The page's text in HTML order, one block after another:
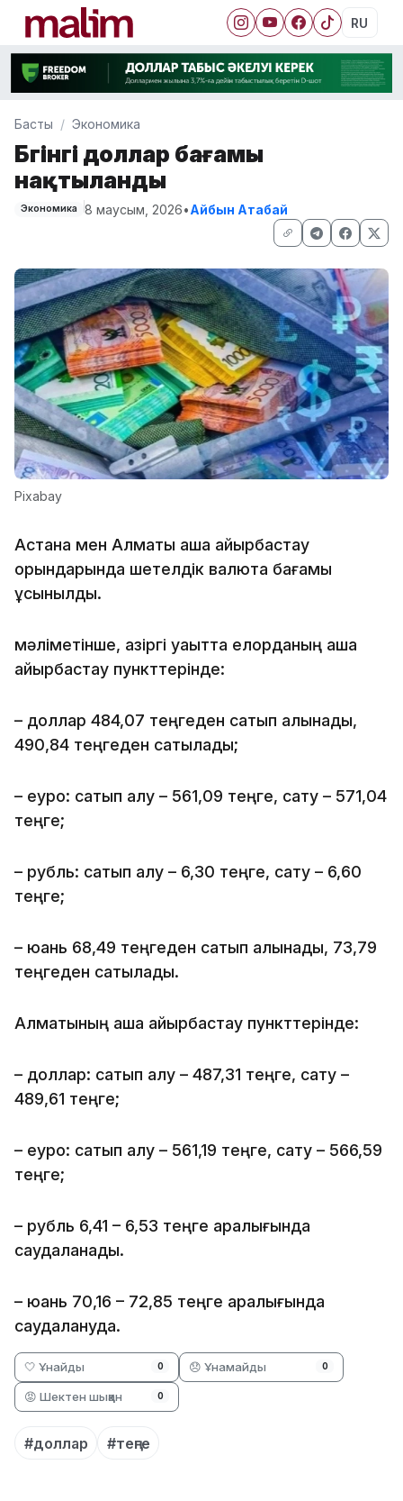
RU
Басты Экономика
Бүгінгі доллар бағамы
нақтыланды
Экономика 8 маусым, 2026•Айбын Атабай
Pixabay
Астана мен Алматы ақша айырбастау
орындарында шетелдік валюта бағамы
ұсынылды.
мәліметінше, қазіргі уақытта елорданың ақша
айырбастау пункттерінде:
– доллар 484,07 теңгеден сатып алынады,
490,84 теңгеден сатылады;
– еуро: сатып алу – 561,09 теңге, сату – 571,04
теңге;
– рубль: сатып алу – 6,30 теңге, сату – 6,60
теңге;
– юань 68,49 теңгеден сатып алынады, 73,79
теңгеден сатылады.
Алматының ақша айырбастау пункттерінде:
– доллар: сатып алу – 487,31 теңге, сату –
489,61 теңге;
– еуро: сатып алу – 561,19 теңге, сату – 566,59
теңге;
– рубль 6,41 – 6,53 теңге аралығында
саудаланады.
– юань 70,16 – 72,85 теңге аралығында
саудалануда.
🤍 Ұнайды 0 😞 Ұнамайды 0
😡 Шектен шыққан 0
#доллар #теңге